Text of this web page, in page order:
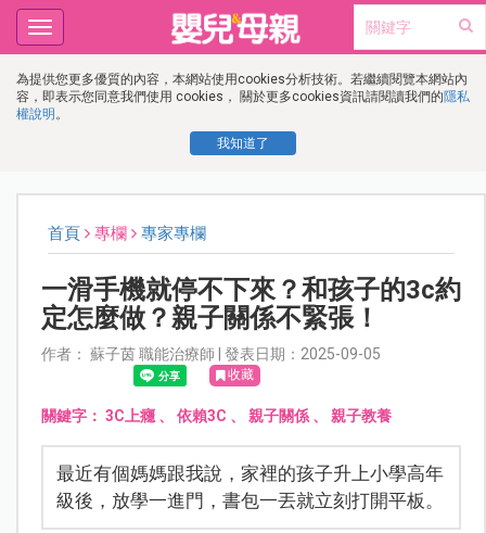
為提供您更多優質的內容，本網站使用cookies分析技術。若繼續閱覽本網站內
容，即表示您同意我們使用 cookies， 關於更多cookies資訊請閱讀我們的隱私
權說明 。
我知道了
Toggle
navigation
首頁 專欄 專家專欄
一滑手機就停不下來？和孩子的3c約
定怎麼做？親子關係不緊張！
作者： 蘇子茵 職能治療師 | 發表日期：2025-09-05
收藏
關鍵字： 3C上癮、 依賴3C 、 親子關係、 親子教養
最近有個媽媽跟我說，家裡的孩子升上小學高年
級後，放學一進門，書包一丟就立刻打開平板。